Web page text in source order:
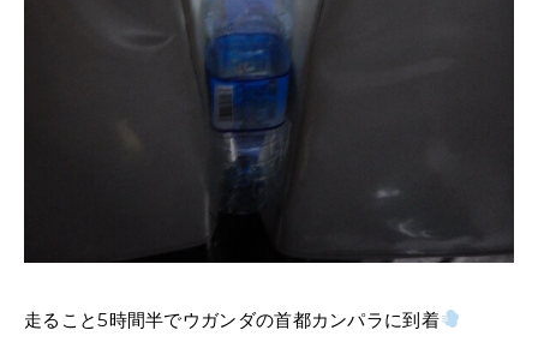
走ること5時間半でウガンダの首都カンパラに到着